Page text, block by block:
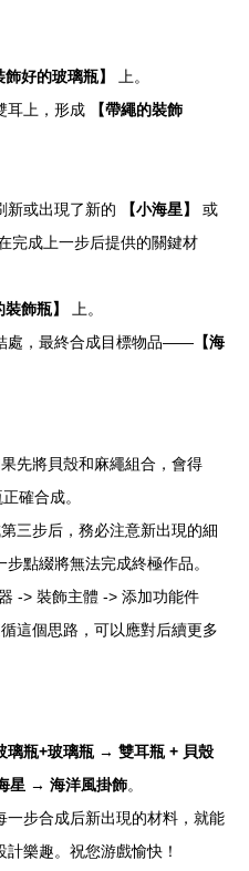
飾好的玻璃瓶】
上。
耳上，形成
【帶繩的裝飾
新或出現了新的
【小海星】
或
完成上一步后提供的關鍵材
裝飾瓶】
上。
處，最終合成目標物品—— 【海
先將貝殼和麻繩組合，會得
確合成。
三步后，務必注意新出現的細
點綴將無法完成終極作品。
-> 裝飾主體 -> 添加功能件
這個思路，可以應對后續更多
璃瓶+玻璃瓶 → 雙耳瓶 + 貝殼
星 → 海洋風掛飾。
一步合成后新出現的材料，就能
樂趣。祝您游戲愉快！